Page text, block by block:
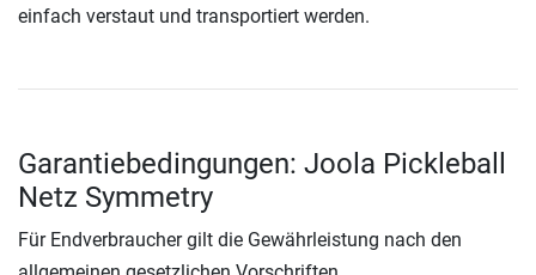
einfach verstaut und transportiert werden.
Garantiebedingungen: Joola Pickleball
Netz Symmetry
Für Endverbraucher gilt die Gewährleistung nach den